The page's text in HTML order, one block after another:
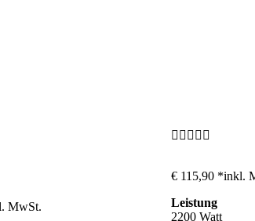
MwSt.
€ 115,90 *inkl.
Leistung
2200 Watt